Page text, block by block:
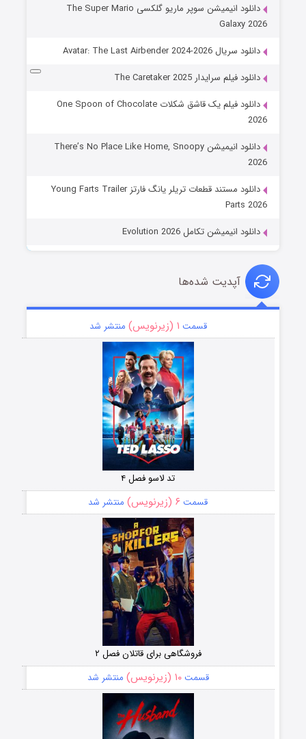
دانلود انیمیشن سوپر ماریو گلکسی The Super Mario
Galaxy 2026
دانلود سریال Avatar: The Last Airbender 2024-2026
دانلود فیلم سرایدار The Caretaker 2025
دانلود فیلم یک قاشق شکلات One Spoon of Chocolate
2026
دانلود انیمیشن There’s No Place Like Home, Snoopy
2026
دانلود مستند قطعات تریلر یانگ فارتز Young Farts Trailer
Parts 2026
دانلود انیمیشن تکامل Evolution 2026
آپدیت شده‌ها
قسمت ۱ (زیرنویس) منتشر شد
تد لاسو فصل ۴
قسمت ۶ (زیرنویس) منتشر شد
فروشگاهی برای قاتلان فصل ۲
قسمت۱۰ (زیرنویس) منتشر شد